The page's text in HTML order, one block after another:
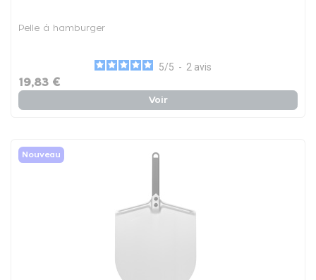
Pelle à hamburger
5/5 - 2 avis
19,83 €
Voir
Nouveau